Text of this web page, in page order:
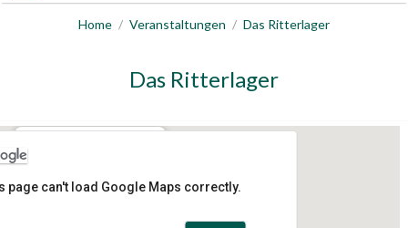
Home / Veranstaltungen / Das Ritterlager
Das Ritterlager
Gut Heimendahl
Haus Bockdorf 1 - Kempen
page can't load Google Maps correctly.